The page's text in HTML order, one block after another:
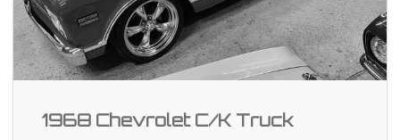
1968 Chevrolet C/K Truck